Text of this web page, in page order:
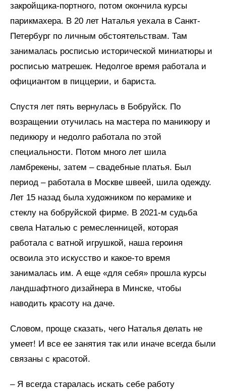
закройщика-портного, потом окончила курсы
парикмахера. В 20 лет Наталья уехала в Санкт-
Петербург по личным обстоятельствам. Там
занималась росписью исторической миниатюры и
росписью матрешек. Недолгое время работала и
официантом в пиццерии, и бариста.
Спустя лет пять вернулась в Бобруйск. По
возращении отучилась на мастера по маникюру и
педикюру и недолго работала по этой
специальности. Потом много лет шила
ламбрекены, затем – свадебные платья. Был
период – работала в Москве швеей, шила одежду.
Лет 15 назад была художником по керамике и
стеклу на бобруйской фирме. В 2021-м судьба
свела Наталью с ремесленницей, которая
работала с ватной игрушкой, наша героиня
освоила это искусство и какое-то время
занималась им. А еще «для себя» прошла курсы
ландшафтного дизайнера в Минске, чтобы
наводить красоту на даче.
Словом, проще сказать, чего Наталья делать не
умеет! И все ее занятия так или иначе всегда были
связаны с красотой.
– Я всегда старалась искать себе работу